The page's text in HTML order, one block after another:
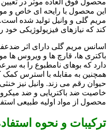
این محصول با رایحه ای خاص و
مریم گلی و وانیل تولید شده
کند که نیازهای فیزیولوژیکی
اسانس مریم گلی دارای اثر
باکتری ها، قارچ ها و ویروس ها
دارد که بوهای نامطبوع را به
همچنین به مقابله با استرس
حیوان رقم می زند. وانیل نیز
خاصیت ضد باکتریایی و ضد
محصول از مواد اولیه طبیعی
ترکیبات و نحوه